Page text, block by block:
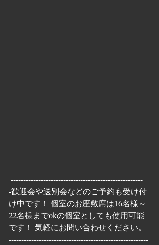
-----------------------------------------------------
-歓迎会や送別会などのご予約も受け付
け中です！ 個室のお座敷席は16名様～
22名様までokの個室としても使用可能
です！ 気軽にお問い合わせください。
--------------------------------------------------------